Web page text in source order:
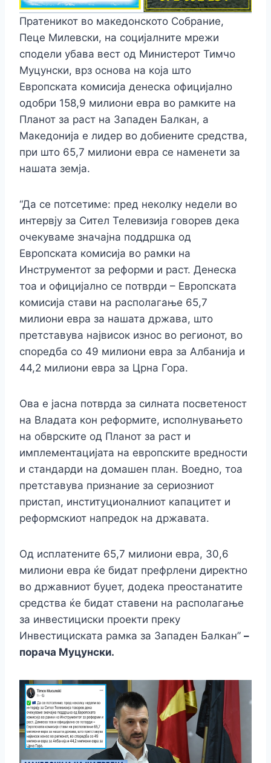
Пратеникот во македонското Собрание,
Пеце Милевски, на социјалните мрежи
сподели убава вест од Министерот Тимчо
Муцунски, врз основа на која што
Европската комисија денеска официјално
одобри 158,9 милиони евра во рамките на
Планот за раст на Западен Балкан, а
Македонија е лидер во добиените средства,
при што 65,7 милиони евра се наменети за
нашата земја.
“Да се потсетиме: пред неколку недели во
интервју за Сител Телевизија говорев дека
очекуваме значајна поддршка од
Европската комисија во рамки на
Инструментот за реформи и раст. Денеска
тоа и официјално се потврди – Европската
комисија стави на располагање 65,7
милиони евра за нашата држава, што
претставува највисок износ во регионот, во
споредба со 49 милиони евра за Албанија и
44,2 милиони евра за Црна Гора.
Ова е јасна потврда за силната посветеност
на Владата кон реформите, исполнувањето
на обврските од Планот за раст и
имплементацијата на европските вредности
и стандарди на домашен план. Воедно, тоа
претставува признание за сериозниот
пристап, институционалниот капацитет и
реформскиот напредок на државата.
Од исплатените 65,7 милиони евра, 30,6
милиони евра ќе бидат префрлени директно
во државниот буџет, додека преостанатите
средства ќе бидат ставени на располагање
за инвестициски проекти преку
Инвестициската рамка за Западен Балкан” –
порача Муцунски.